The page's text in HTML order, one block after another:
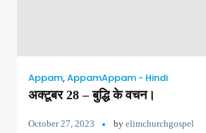
Appam,AppamAppam - Hindi
अक्टूबर 28 – बुद्धि के वचन।
October 27, 2023 by elimchurchgospel